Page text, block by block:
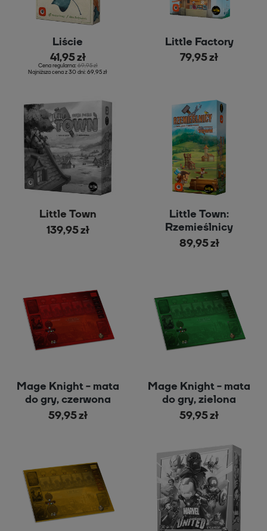
Liście
41,95 zł
Cena regularna:69,95 zł
Najniższa cena z 30 dni:69,95 zł
Little Factory
79,95 zł
Little Town
139,95 zł
Little Town:
Rzemieślnicy
89,95 zł
Mage Knight - mata
do gry, czerwona
59,95 zł
Mage Knight - mata
do gry, zielona
59,95 zł